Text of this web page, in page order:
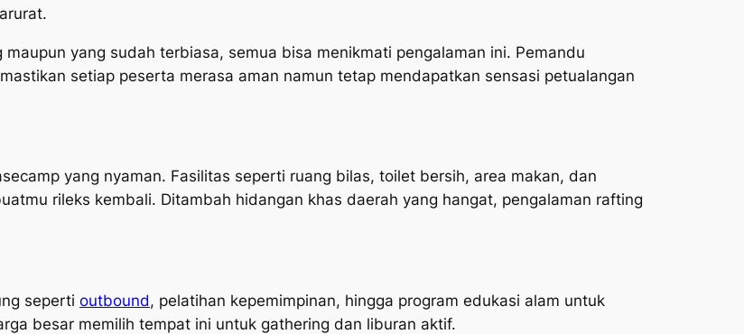
yang sudah terbiasa, semua bisa menikmati pengalaman ini. Pemandu
setiap peserta merasa aman namun tetap mendapatkan sensasi petualangan
yang nyaman. Fasilitas seperti ruang bilas, toilet bersih, area makan, dan
rileks kembali. Ditambah hidangan khas daerah yang hangat, pengalaman rafting
seperti outbound, pelatihan kepemimpinan, hingga program edukasi alam untuk
besar memilih tempat ini untuk gathering dan liburan aktif.